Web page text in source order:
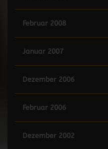
Februar 2008
Januar 2007
Dezember 2006
Februar 2006
Dezember 2002